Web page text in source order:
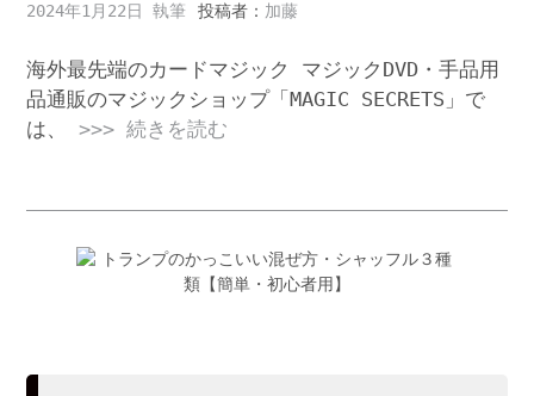
2024年1月22日 投稿者： 加藤
海外最先端のカードマジック マジックDVD・手品用
品通販のマジックショップ「MAGIC SECRETS」で
は、 >>> 続きを読む